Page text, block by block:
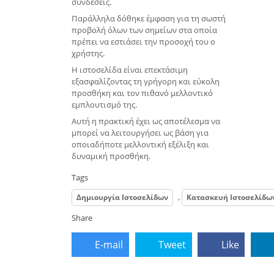
Παράλληλα δόθηκε έμφαση για τη σωστή
προβολή όλων των σημείων στα οποία
πρέπει να εστιάσει την προσοχή του ο
χρήστης.
Η ιστοσελίδα είναι επεκτάσιμη
εξασφαλίζοντας τη γρήγορη και εύκολη
προσθήκη και τον πιθανό μελλοντικό
εμπλουτισμό της.
Αυτή η πρακτική έχει ως αποτέλεσμα να
μπορεί να λειτουργήσει ως βάση για
οποιαδήποτε μελλοντική εξέλιξη και
δυναμική προσθήκη.
Tags
Δημιουργία Ιστοσελίδων , Κατασκευή
Share
E-mail Tweet Like